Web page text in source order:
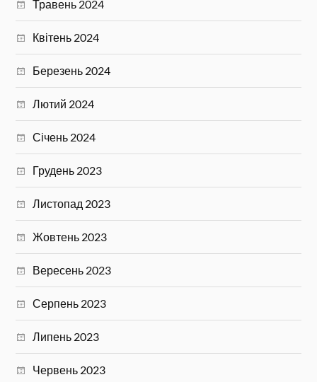
Травень 2024
Квітень 2024
Березень 2024
Лютий 2024
Січень 2024
Грудень 2023
Листопад 2023
Жовтень 2023
Вересень 2023
Серпень 2023
Липень 2023
Червень 2023